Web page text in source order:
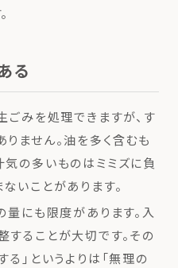
る
ごみを処理できますが、す
ません。油を多く含むも
の多いものはミミズに負
いことがあります。
量にも限度があります。入
ることが大切です。その
」というよりは「無理の